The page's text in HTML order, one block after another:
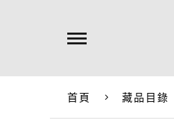
首頁 藏品目錄